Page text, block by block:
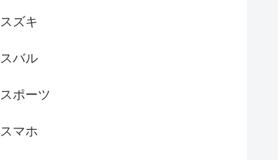
スズキ
スバル
スポーツ
スマホ